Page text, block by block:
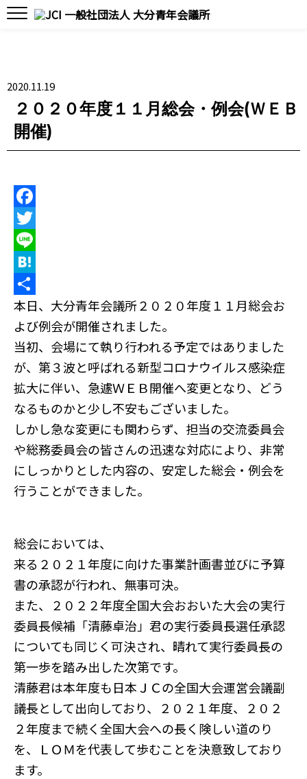
2020.11.19
２０２０年度１１月総会・例会(ＷＥＢ
開催)
F
a
c
e
b
o
o
k
T
w
t
t
e
r
L
n
e
H
a
t
e
n
a
共
有
本日、大分青年会議所２０２０年度１１月総会お
よび例会が開催されました。
当初、会場にて執り行われる予定ではありました
が、第３波と呼ばれる新型コロナウイルス感染症
拡大に伴い、急遽ＷＥＢ開催へ変更となり、どう
なるものかと少し不安もございました。
しかし急な変更にも関わらず、担当の交流委員会
や総務委員会の皆さんの迅速な対応により、非常
にしっかりとした内容の、安定した総会・例会を
行うことができました。
総会においては、
来る２０２１年度に向けた事業計画書並びに予算
書の承認が行われ、無事可決。
また、２０２２年度全国大会おおいた大会の実行
委員長候補「清藤卓治」君の実行委員長選任承認
についても同じく可決され、晴れて実行委員長の
第一歩を踏み出した次第です。
清藤君は本年度も日本ＪＣの全国大会運営会議副
議長として出向しており、２０２１年度、２０２
２年度まで続く全国大会への長く険しい道のり
を、ＬＯＭを代表して歩むことを決意致しており
ます。